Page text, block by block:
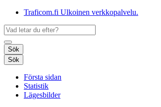
Traficom.fi Ulkoinen verkkopalvelu.
Sök
Sök
Första sidan
Statistik
Lägesbilder